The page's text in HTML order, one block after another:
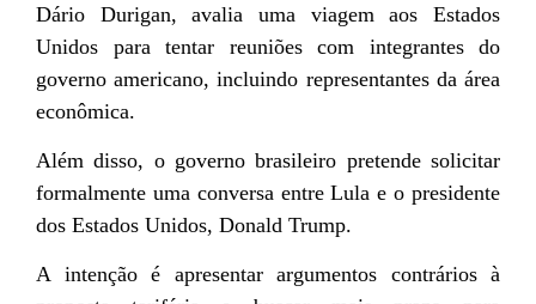
Dário Durigan, avalia uma viagem aos Estados
Unidos para tentar reuniões com integrantes do
governo americano, incluindo representantes da área
econômica.
Além disso, o governo brasileiro pretende solicitar
formalmente uma conversa entre Lula e o presidente
dos Estados Unidos, Donald Trump.
A intenção é apresentar argumentos contrários à